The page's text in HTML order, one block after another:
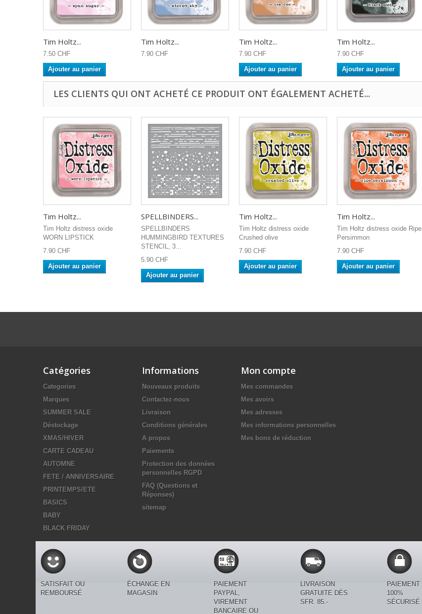
Tim Holtz...
7.50 CHF
Ajouter au panier
Tim Holtz...
7.90 CHF
Tim Holtz...
7.90 CHF
Ajouter au panier
Tim Holtz...
7.90 CHF
Ajouter au panier
LES CLIENTS QUI ONT ACHETÉ CE PRODUIT ONT ÉGALEMENT ACHETÉ...
Tim Holtz...
Tim Holtz distress oxide
WORN LIPSTICK
7.90 CHF
Ajouter au panier
SPELLBINDERS...
SPELLBINDERS
HUMMINGBIRD TEXTURES
STENCIL, 3...
5.90 CHF
Ajouter au panier
Tim Holtz...
Tim Holtz distress oxide
Crushed olive
7.90 CHF
Ajouter au panier
Tim Holtz...
Tim Holtz distress oxide Ripe
Persimmon
7.90 CHF
Ajouter au panier
Catégories
Categories
Marques
SUMMER SALE
Déstockage
XMAS/HIVER
CARTE CADEAU
AUTOMNE
FETE / ANNIVERSAIRE
PRINTEMPS/ETE
BASICS
BABY
BLACK FRIDAY
Informations
Nouveaux produits
Contactez-nous
Livraison
Conditions générales
A propos
Paiements
Protection des données
personnelles RGPD
FAQ (Questions et
Réponses)
sitemap
Mon compte
Mes commandes
Mes avoirs
Mes adresses
Mes informations personnelles
Mes bons de réduction
SATISFAIT OU
REMBOURSÉ
ÉCHANGE EN
MAGASIN
PAIEMENT
PAYPAL,
VIREMENT
BANCAIRE OU
LIVRAISON
GRATUITE DÈS
SFR. 85.-
PAIEMENT
100%
SÉCURISÉ